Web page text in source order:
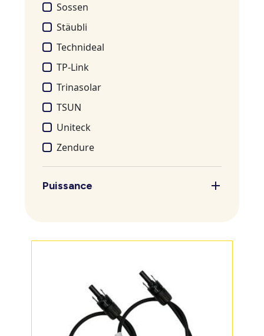
Sossen
Stäubli
Technideal
TP-Link
Trinasolar
TSUN
Uniteck
Zendure
Puissance